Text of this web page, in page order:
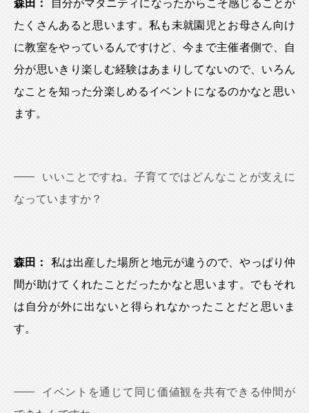
森田：
自分がマタニティになったからこそ感じることが
たくさんあると思います。私も未就園児とお母さん向け
に教室をやっているんですけど、今まで主催者側で、自
分が思いきり楽しむ経験はあまりしてないので、いろん
なことを知った分楽しめるイベントになるのかなと思い
ます。
いいことですね。子育てではどんなことが支えに
なっていますか？
森田：
私は出産した場所と地元が違うので、やっぱり仲
間が助けてくれたことだったかなと思います。でもそれ
は自分が外に出ないと得られなかったことだと思いま
す。
イベントを通じて同じ価値観を共有できる仲間が